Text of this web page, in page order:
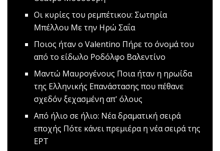
Οι κυρίες του ρεμπέτικου: Σωτηρία
Μπέλλου Με την Ηρώ Σαΐα
Ποιος ήταν ο Valentino Πήρε το όνομά του
από το είδωλο Ροδόλφο Βαλεντίνο
Μαντώ Μαυρογένους Ποια ήταν η ηρωίδα
της Ελληνικής Επανάστασης που πέθανε
σχεδόν ξεχασμένη απ' όλους
Από ήλιο σε ήλιο: Νέα δραματική σειρά
εποχής Πότε κάνει πρεμιέρα η νέα σειρά της
ΕΡΤ